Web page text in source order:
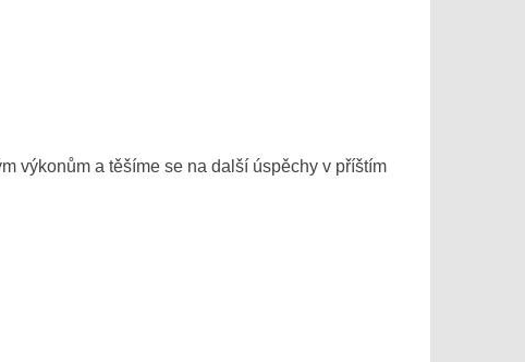
výkonům a těšíme se na další úspěchy v příštím